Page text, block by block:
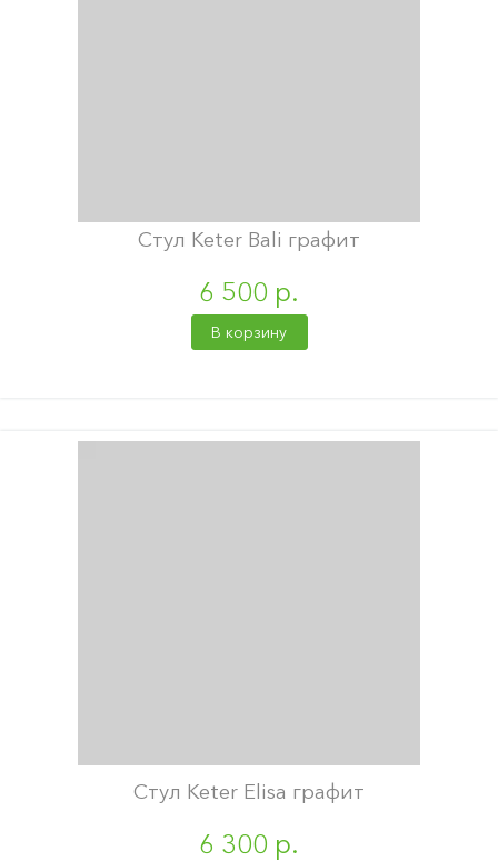
Стул Keter Bali графит
6 500 р.
В корзину
Стул Keter Elisa графит
6 300 р.